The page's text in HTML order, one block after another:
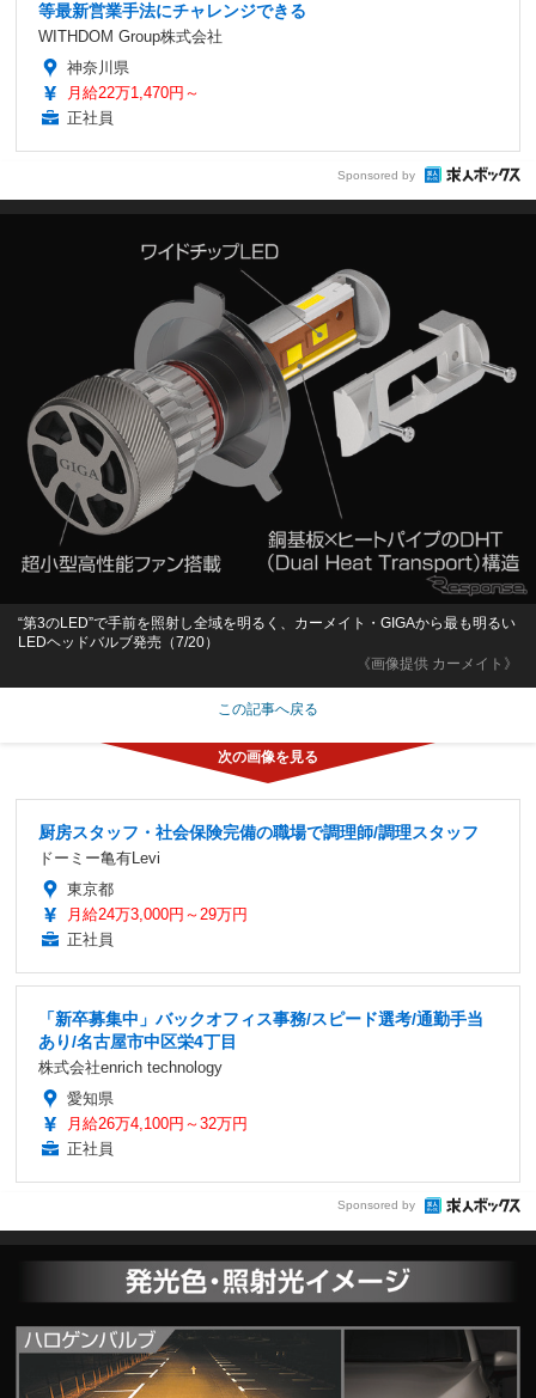
等最新営業手法にチャレンジできる
WITHDOM Group株式会社
神奈川県
月給22万1,470円～
正社員
Sponsored by
《画像提供 カーメイト》
“第3のLED”で手前を照射し全域を明るく、カーメイト・GIGAから最も明るい
LEDヘッドバルブ発売（7/20）
この記事へ戻る
厨房スタッフ・社会保険完備の職場で調理師/調理スタッフ
ドーミー亀有Levi
東京都
月給24万3,000円～29万円
正社員
「新卒募集中」バックオフィス事務/スピード選考/通勤手当
あり/名古屋市中区栄4丁目
株式会社enrich technology
愛知県
月給26万4,100円～32万円
正社員
Sponsored by